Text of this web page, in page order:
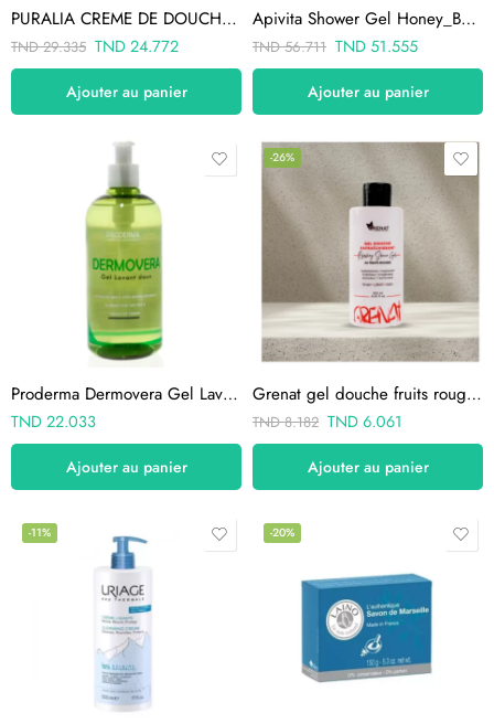
PURALIA CREME DE DOUCHE GOMMANTE 150 ML
TND29.335 TND24.772
Ajouter au panier
Apivita Shower Gel Honey_Bee My Honey 250ml
TND56.711 TND51.555
Ajouter au panier
Proderma Dermovera Gel Lavant 400ml
TND22.033
Ajouter au panier
-26%
Grenat gel douche fruits rouges 250ml
TND8.182 TND6.061
Ajouter au panier
-11% -20%